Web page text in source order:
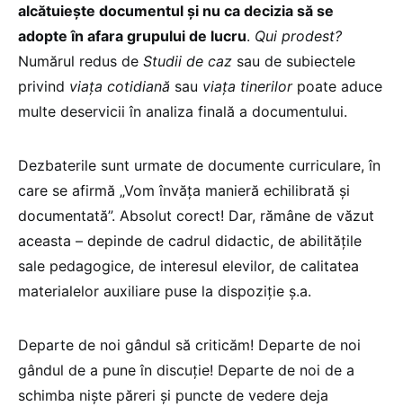
alcătuiește documentul și nu ca decizia să se
adopte în afara grupului de lucru. Qui prodest?
Numărul redus de Studii de caz sau de subiectele
privind viața cotidiană sau viața tinerilor poate aduce
multe deservicii în analiza finală a documentului.
Dezbaterile sunt urmate de documente curriculare, în
care se afirmă „Vom învăța manieră echilibrată și
documentată”. Absolut corect! Dar, rămâne de văzut
aceasta – depinde de cadrul didactic, de abilitățile
sale pedagogice, de interesul elevilor, de calitatea
materialelor auxiliare puse la dispoziție ș.a.
Departe de noi gândul să criticăm! Departe de noi
gândul de a pune în discuție! Departe de noi de a
schimba niște păreri și puncte de vedere deja